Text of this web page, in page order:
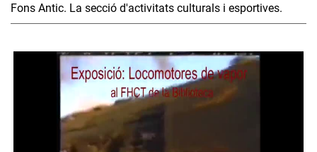
Fons Antic. La secció d'activitats culturals i esportives.